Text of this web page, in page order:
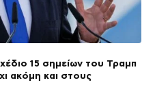
15 σημείων του Τραμπ
ακόμη και στους